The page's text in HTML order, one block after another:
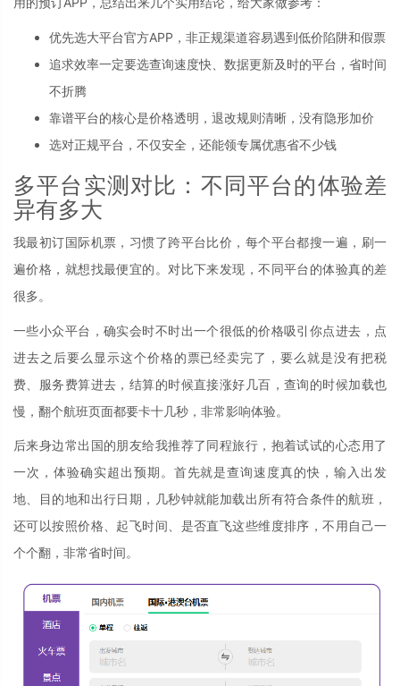
优先选大平台官方APP，非正规渠道容易遇到低价陷阱和假票
追求效率一定要选查询速度快、数据更新及时的平台，省时间
不折腾
靠谱平台的核心是价格透明，退改规则清晰，没有隐形加价
选对正规平台，不仅安全，还能领专属优惠省不少钱
多平台实测对比：不同平台的体验差
异有多大
我最初订国际机票，习惯了跨平台比价，每个平台都搜一遍，刷一
遍价格，就想找最便宜的。对比下来发现，不同平台的体验真的差
很多。
一些小众平台，确实会时不时出一个很低的价格吸引你点进去，点
进去之后要么显示这个价格的票已经卖完了，要么就是没有把税
费、服务费算进去，结算的时候直接涨好几百，查询的时候加载也
慢，翻个航班页面都要卡十几秒，非常影响体验。
后来身边常出国的朋友给我推荐了同程旅行，抱着试试的心态用了
一次，体验确实超出预期。首先就是查询速度真的快，输入出发
地、目的地和出行日期，几秒钟就能加载出所有符合条件的航班，
还可以按照价格、起飞时间、是否直飞这些维度排序，不用自己一
个个翻，非常省时间。